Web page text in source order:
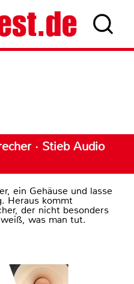
· Stieb Audio
ein Gehäuse und lasse
Heraus kommt
der nicht besonders
was man tut.